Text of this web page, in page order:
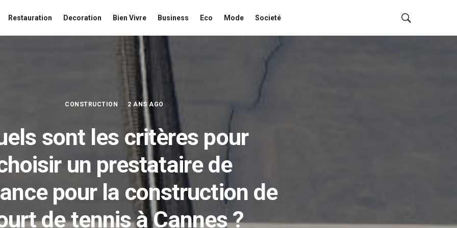
Restauration Decoration Bien Vivre Business Eco Mode Societé
CONSTRUCTION 2 ANS AGO
sont les critères pour
un prestataire de
pour la construction de
de tennis à Cannes ?